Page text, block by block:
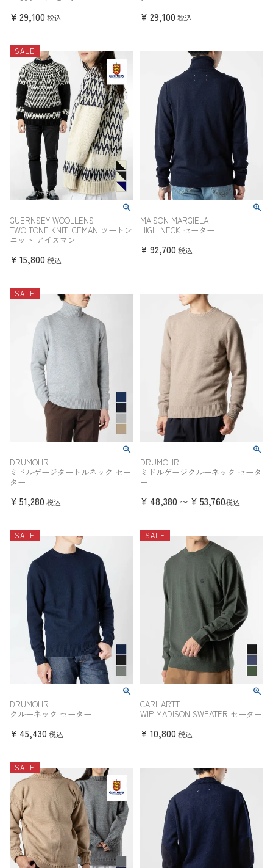
¥ 29,100 税込 ¥ 29,100 税込
SALE
GUERNSEY WOOLLENS
TWO TONE KNIT ICEMAN ツートン
ニット アイスマン
¥ 15,800 税込
MAISON MARGIELA
HIGH NECK セーター
¥ 92,700 税込
SALE
DRUMOHR
ミドルゲージタートルネック セー
ター
¥ 51,280 税込
DRUMOHR
ミドルゲージクルーネック セータ
ー
¥ 48,380 〜 ¥ 53,760税込
SALE
DRUMOHR
クルーネック セーター
¥ 45,430 税込
SALE
CARHARTT
WIP MADISON SWEATER セーター
¥ 10,800 税込
SALE